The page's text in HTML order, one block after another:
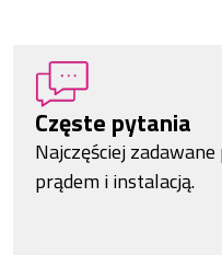
Częste pytania
Najczęściej
prądem i instalacją.